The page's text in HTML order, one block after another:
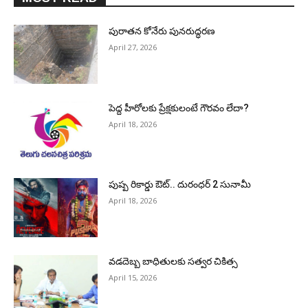
పురాత‌న కోనేరు పున‌రుద్ధ‌ర‌ణ
April 27, 2026
పెద్ద హీరోల‌కు ప్రేక్ష‌కులంటే గౌర‌వం లేదా?
April 18, 2026
పుష్ప రికార్డు ఔట్‌.. దురంధ‌ర్ 2 సునామీ
April 18, 2026
వడదెబ్బ బాధితులకు సత్వర చికిత్స
April 15, 2026